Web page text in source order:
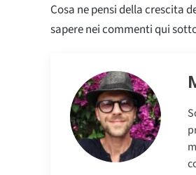
Cosa ne pensi della crescita
sapere nei commenti qui